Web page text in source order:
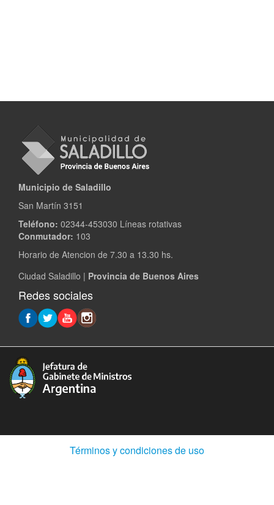
Municipio de Saladillo
San Martín 3151
Teléfono: 02344-453030 Líneas rotativas
Conmutador: 103
Horario de Atencion de 7.30 a 13.30 hs.
Ciudad Saladillo | Provincia de Buenos Aires
Redes sociales
Términos y condiciones de uso(Abre